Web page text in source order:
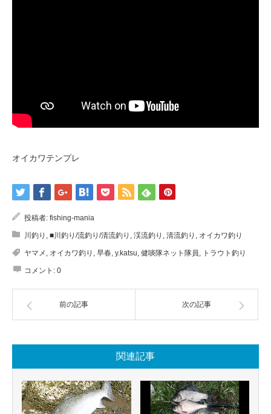
オイカワテンプレ
投稿者: fishing-mania
川釣り , ■川釣り/流釣り/清流釣り , 渓流釣り , 清流釣り , オイカワ釣り
ヤマメ , オイカワ釣り , 早春, y.katsu, 健啖隊ネット隊員, トラウト釣り
コメント: 0
前の記事 次の記事
関連記事